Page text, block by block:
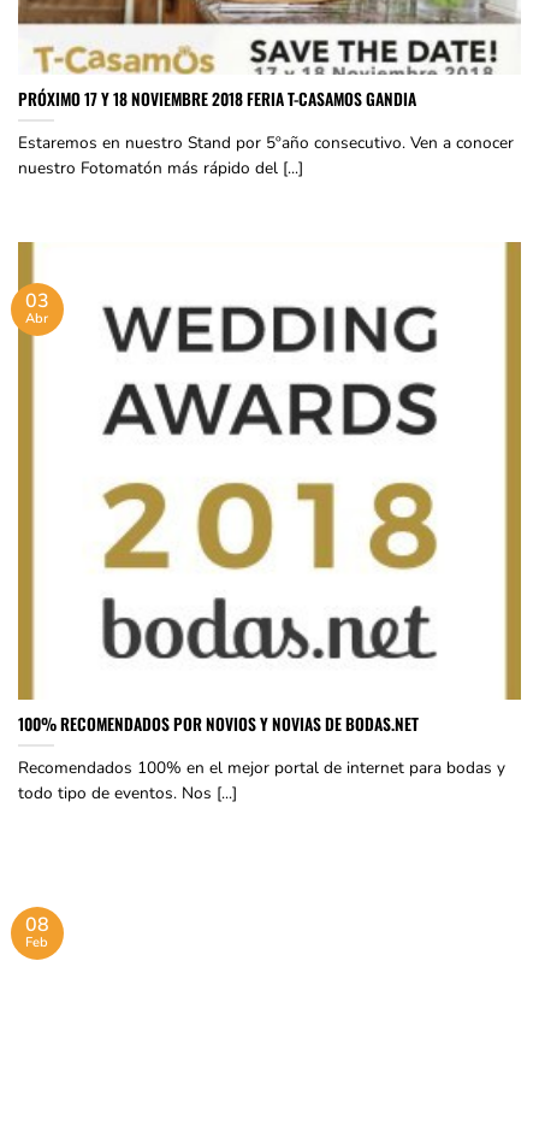
PRÓXIMO 17 Y 18 NOVIEMBRE 2018 FERIA T-CASAMOS GANDIA
Estaremos en nuestro Stand por 5ºaño consecutivo. Ven a conocer
nuestro Fotomatón más rápido del [...]
100% RECOMENDADOS POR NOVIOS Y NOVIAS DE BODAS.NET
Recomendados 100% en el mejor portal de internet para bodas y
todo tipo de eventos. Nos [...]
03
Abr
08
Feb